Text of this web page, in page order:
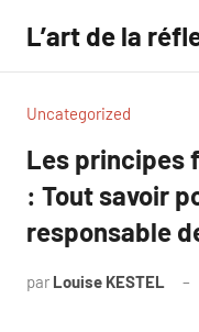
contenu
L’art de la
Uncategorized
Les principes
: Tout savoir
responsable
par Louise KESTEL